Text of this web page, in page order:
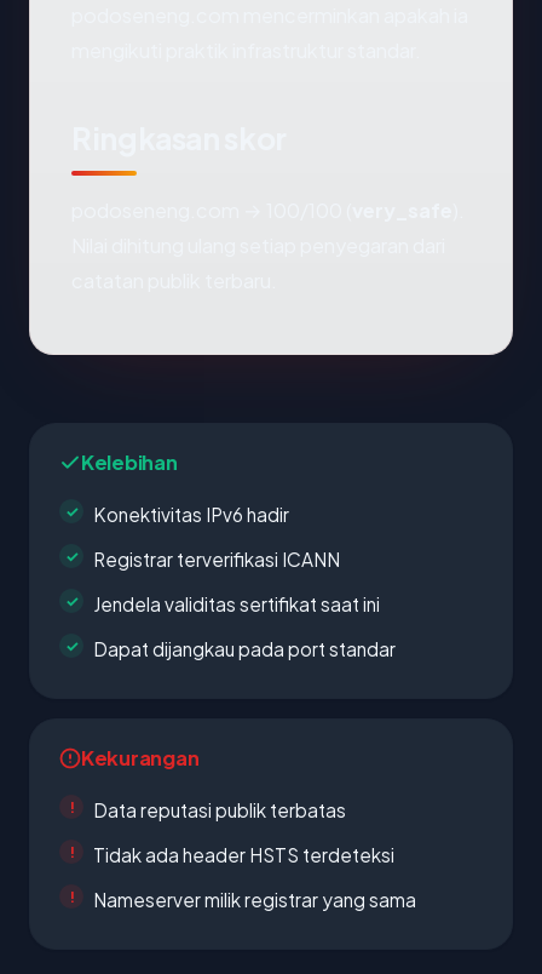
Kelebihan
Konektivitas IPv6 hadir
Registrar terverifikasi ICANN
Jendela validitas sertifikat saat ini
Dapat dijangkau pada port standar
Kekurangan
Data reputasi publik terbatas
Tidak ada header HSTS terdeteksi
Nameserver milik registrar yang sama